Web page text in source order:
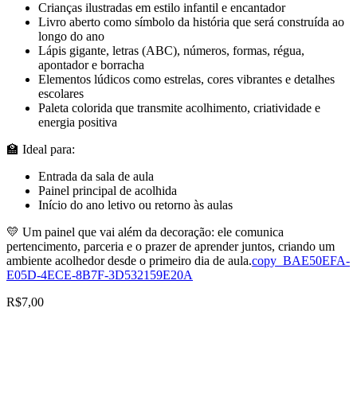
Crianças ilustradas em estilo infantil e encantador
Livro aberto como símbolo da história que será construída ao
longo do ano
Lápis gigante, letras (ABC), números, formas, régua,
apontador e borracha
Elementos lúdicos como estrelas, cores vibrantes e detalhes
escolares
Paleta colorida que transmite acolhimento, criatividade e
energia positiva
🏫 Ideal para:
Entrada da sala de aula
Painel principal de acolhida
Início do ano letivo ou retorno às aulas
💛 Um painel que vai além da decoração: ele comunica
pertencimento, parceria e o prazer de aprender juntos, criando um
ambiente acolhedor desde o primeiro dia de aula.copy_BAE50EFA-
E05D-4ECE-8B7F-3D532159E20A
R$7,00